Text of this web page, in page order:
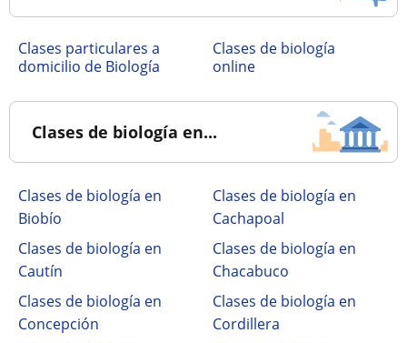
clases particulares a
domicilio de Biología
Clases de biología
online
Clases de biología en...
Clases de biología en
Biobío
Clases de biología en
Cachapoal
Clases de biología en
Cautín
Clases de biología en
Chacabuco
Clases de biología en
Concepción
Clases de biología en
Cordillera